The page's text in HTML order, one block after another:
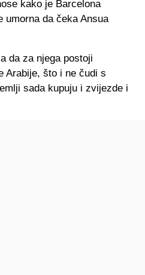
kako je Barcelona
umorna da čeka Ansua
da za njega postoji
Arabije, što i ne čudi s
sada kupuju i zvijezde i